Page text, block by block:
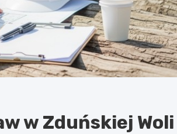
w Zduńskiej Woli